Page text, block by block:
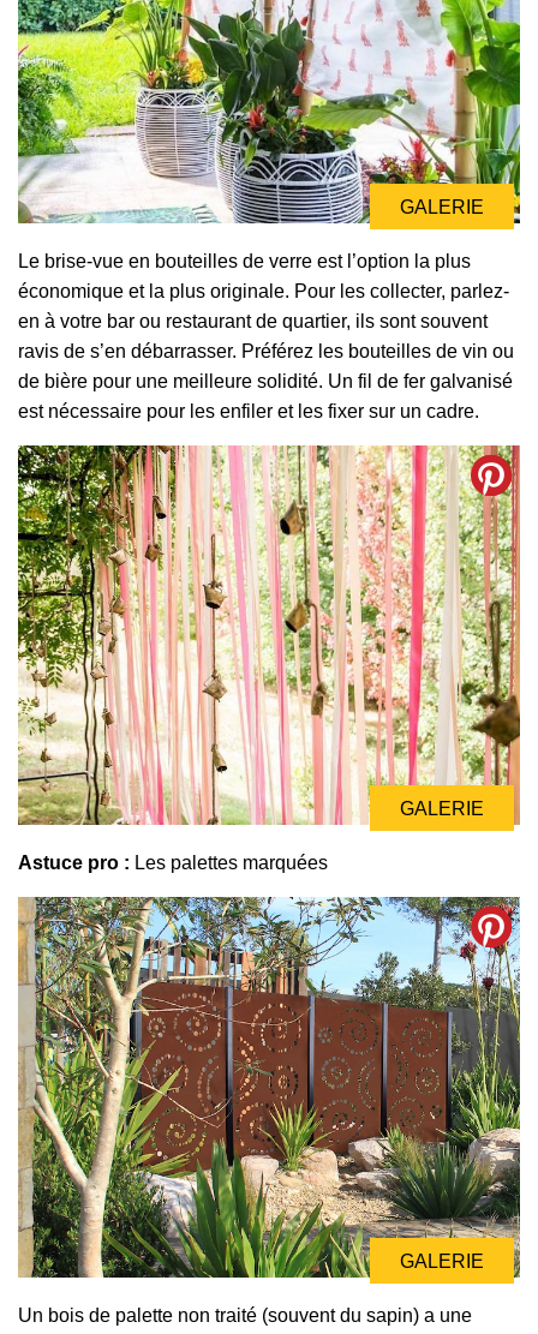
GALERIE
GALERIE
Le brise-vue en bouteilles de verre est l’option la plus
économique et la plus originale. Pour les collecter, parlez-
en à votre bar ou restaurant de quartier, ils sont souvent
ravis de s’en débarrasser. Préférez les bouteilles de vin ou
de bière pour une meilleure solidité. Un fil de fer galvanisé
est nécessaire pour les enfiler et les fixer sur un cadre.
GALERIE
GALERIE
Astuce pro : Les palettes marquées
GALERIE
GALERIE
Un bois de palette non traité (souvent du sapin) a une